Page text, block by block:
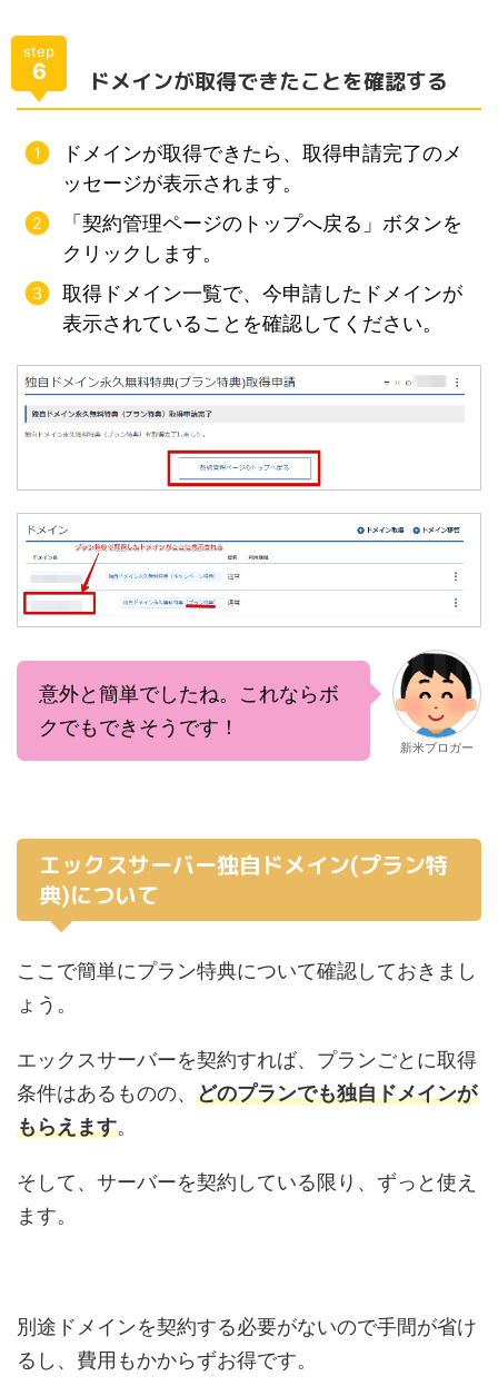
step
6 ドメインが取得できたことを確認する
ドメインが取得できたら、取得申請完了のメ
ッセージが表示されます。
「契約管理ページのトップへ戻る」ボタンを
クリックします。
取得ドメイン一覧で、今申請したドメインが
表示されていることを確認してください。
意外と簡単でしたね。これならボ
クでもできそうです！
新米ブロガー
エックスサーバー独自ドメイン(プラン特
典)について
ここで簡単にプラン特典について確認しておきまし
ょう。
エックスサーバーを契約すれば、プランごとに取得
条件はあるものの、 どのプランでも独自ドメインが
もらえます。
そして、サーバーを契約している限り、ずっと使え
ます。
別途ドメインを契約する必要がないので手間が省け
るし、費用もかからずお得です。